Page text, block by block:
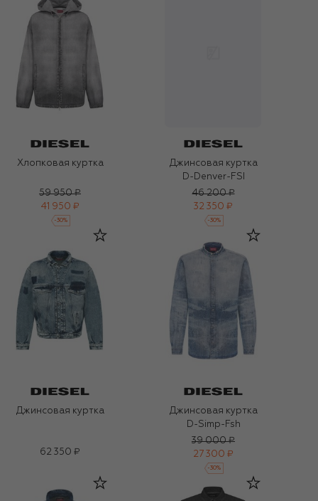
Хлопковая куртка
59 950 ₽
41 950 ₽
-30%
Джинсовая куртка
D-Denver-FSI
46 200 ₽
32 350 ₽
-30%
Джинсовая куртка
62 350 ₽
Джинсовая куртка
D-Simp-Fsh
39 000 ₽
27 300 ₽
-30%